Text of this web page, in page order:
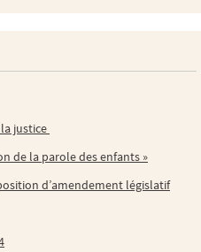
justice
de la parole des enfants »
d’amendement législatif